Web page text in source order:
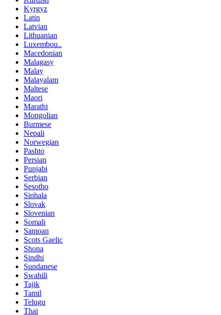
Kyrgyz
Latin
Latvian
Lithuanian
Luxembou..
Macedonian
Malagasy
Malay
Malayalam
Maltese
Maori
Marathi
Mongolian
Burmese
Nepali
Norwegian
Pashto
Persian
Punjabi
Serbian
Sesotho
Sinhala
Slovak
Slovenian
Somali
Samoan
Scots Gaelic
Shona
Sindhi
Sundanese
Swahili
Tajik
Tamil
Telugu
Thai